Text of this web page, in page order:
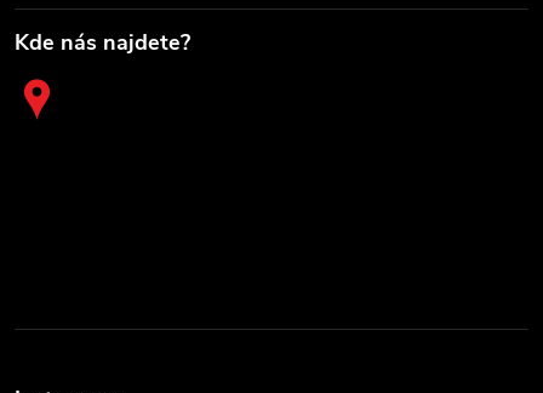
Kde nás najdete?